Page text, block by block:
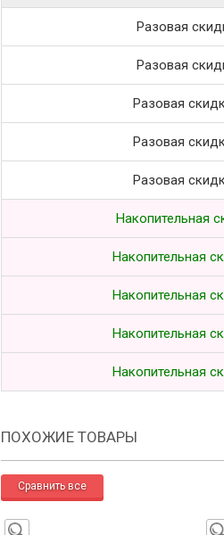
Разовая
Разовая
Разовая
Разовая
Разовая
Накопительная
Накопительная
Накопительная
Накопительная
Накопительная
ПОХОЖИЕ ТОВАРЫ